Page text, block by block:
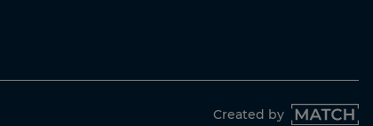
Created by